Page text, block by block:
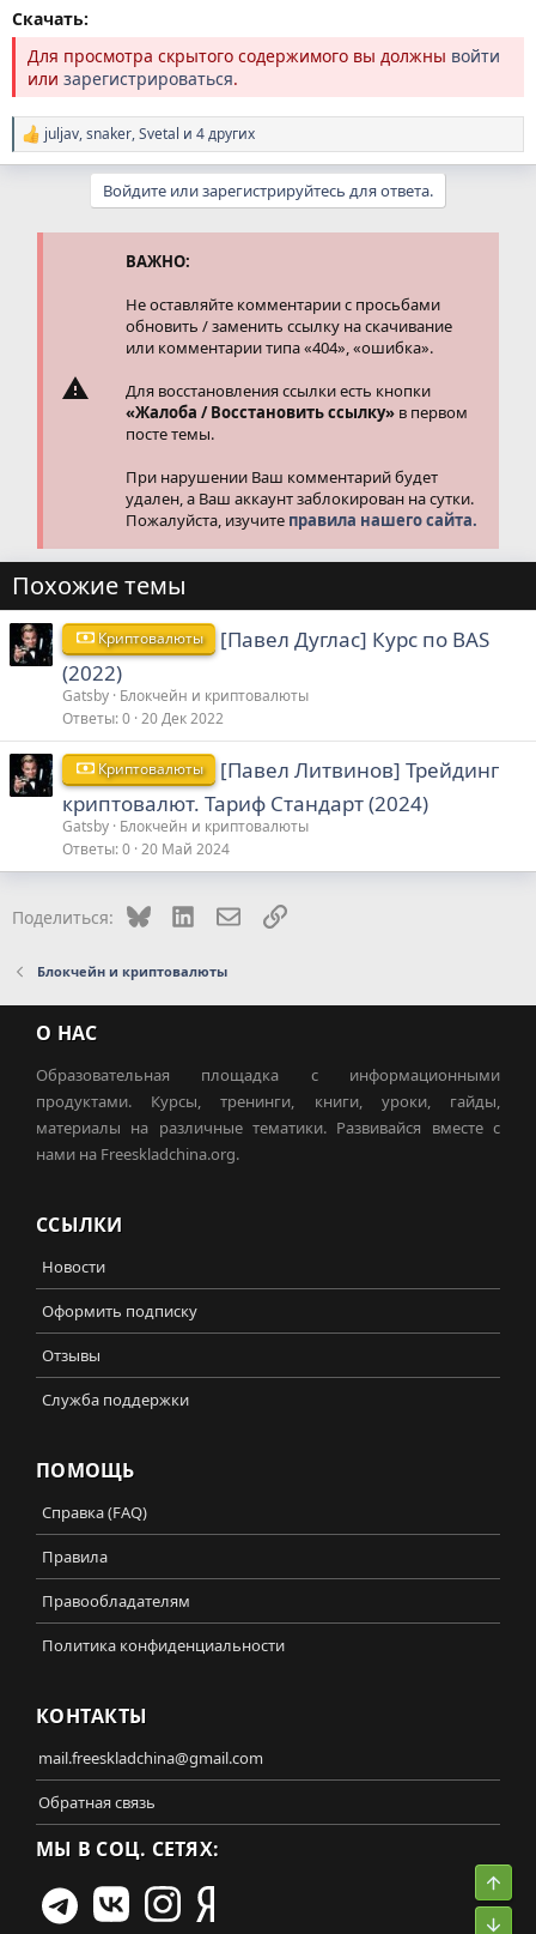
Скачать:
Для просмотра скрытого содержимого вы должны войти
или зарегистрироваться.
Р
е
juljav,snaker,Svetal и 4 других
Войдите или зарегистрируйтесь для ответа.
ВАЖНО:
Не оставляйте комментарии с просьбами
обновить / заменить ссылку на скачивание
или комментарии типа «404», «ошибка».
Для восстановления ссылки есть кнопки
«Жалоба / Восстановить ссылку» в первом
посте темы.
При нарушении Ваш комментарий будет
удален, а Ваш аккаунт заблокирован на сутки.
Пожалуйста, изучите правила нашего сайта.
Похожие темы
Криптовалюты
[Павел Дуглас] Курс по BAS
(2022)
Gatsby Блокчейн и криптовалюты
Ответы 0 20 Дек 2022
Криптовалюты
[Павел Литвинов] Трейдинг
криптовалют. Тариф Стандарт (2024)
Gatsby Блокчейн и криптовалюты
Ответы 0 20 Май 2024
Поделиться: Bluesky LinkedInЭлектронная почта
Ссылка
Блокчейн и криптовалюты
О НАС
Образовательная площадка с информационными
продуктами. Курсы, тренинги, книги, уроки, гайды,
материалы на различные тематики. Развивайся вместе с
нами на Freeskladchina.org.
ССЫЛКИ
Новости
Оформить подписку
Отзывы
Служба поддержки
ПОМОЩЬ
Справка (FAQ)
Правила
Правообладателям
Политика конфиденциальности
КОНТАКТЫ
mail.freeskladchina@gmail.com
Обратная связь
МЫ В СОЦ. СЕТЯХ: